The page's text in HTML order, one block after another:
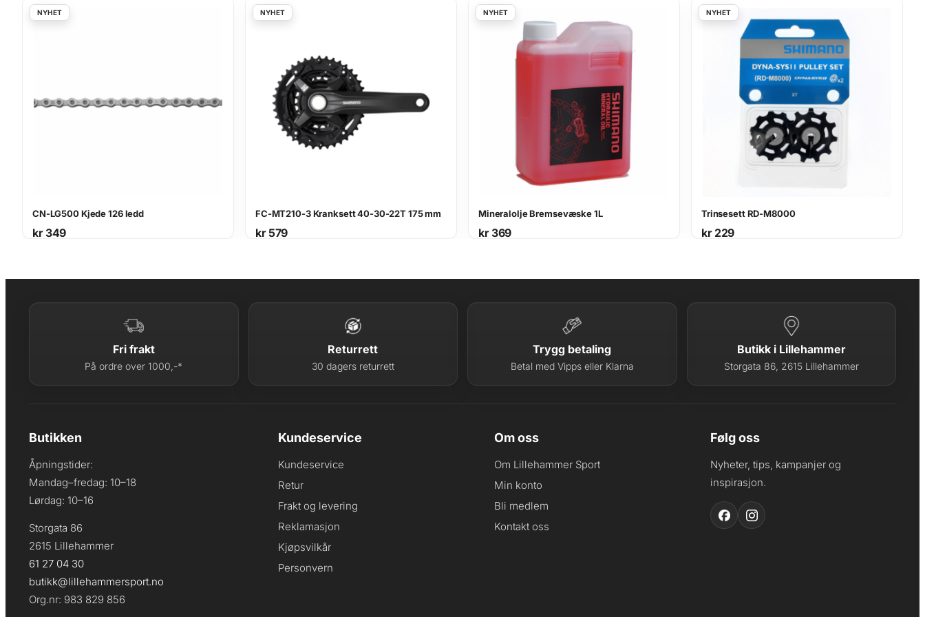
l
r
n
t
a
l
CN-LG500 Kjede 126 ledd
kr349
FC-MT210-3 Kranksett 40-30-22T 175 mm
kr579
Mineralolje Bremsevæske 1L
kr369
Trinsesett RD-M8000
kr229
Fri frakt
På ordre over 1000,-*
Returrett
30 dagers returrett
Trygg betaling
Betal med Vipps eller Klarna
Butikk i Lillehammer
Storgata 86, 2615 Lillehammer
Butikken
Åpningstider:
Mandag–fredag: 10–18
Lørdag: 10–16
Storgata 86
2615 Lillehammer
61 27 04 30
butikk@lillehammersport.no
Org.nr: 983 829 856
Kundeservice
Kundeservice
Retur
Frakt og levering
Reklamasjon
Kjøpsvilkår
Personvern
Om oss
Om Lillehammer Sport
Min konto
Bli medlem
Kontakt oss
Følg oss
Nyheter, tips, kampanjer og
inspirasjon.